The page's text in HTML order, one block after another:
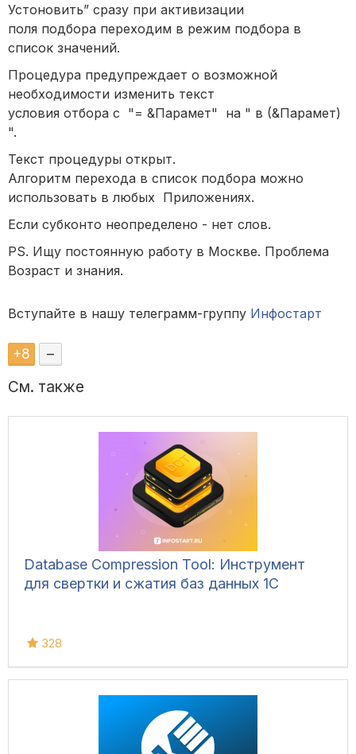
Устоновить” сразу при активизации
поля подбора переходим в режим подбора в
список значений.
Процедура предупреждает о возможной
необходимости изменить текст
условия отбора с "= &Парамет" на " в (&Парамет)
".
Текст процедуры открыт.
Алгоритм перехода в список подбора можно
использовать в любых Приложениях.
Если субконто неопределено - нет слов.
PS. Ищу постоянную работу в Москве. Проблема
Возраст и знания.
Вступайте в нашу телеграмм-группу Инфостарт
+8 –
См. также
Database Compression Tool: Инструмент
для свертки и сжатия баз данных 1С
328